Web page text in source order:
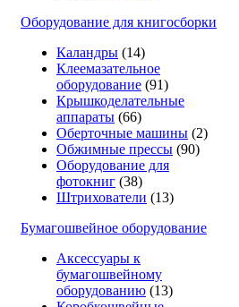
Оборудование для книгосборки
Каландры (14)
Клеемазательное
оборудование (91)
Крышкоделательные
аппараты (66)
Оберточные машины (2)
Обжимные прессы (90)
Оборудование для
фотокниг (38)
Штрихователи (13)
Бумагошвейное оборудование
Аксессуары к
бумагошвейному
оборудованию (13)